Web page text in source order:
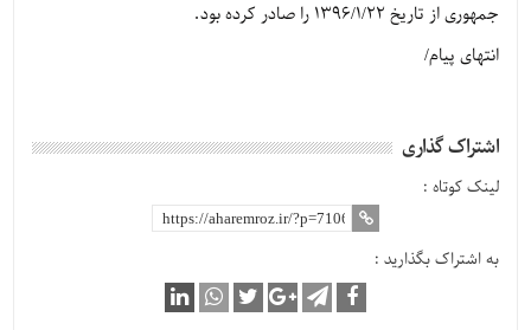
جمهوری از تاریخ 1396/1/22 را صادر کرده بود.
انتهای پیام/
اشتراک گذاری
لینک کوتاه :
به اشتراک بگذارید :